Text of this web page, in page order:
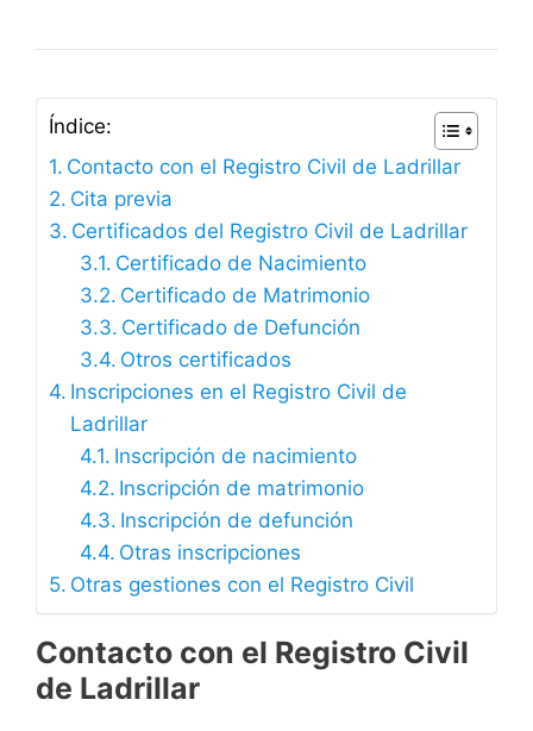
Índice:
Contacto con el Registro Civil de Ladrillar
Cita previa
Certificados del Registro Civil de Ladrillar
Certificado de Nacimiento
Certificado de Matrimonio
Certificado de Defunción
Otros certificados
Inscripciones en el Registro Civil de
Ladrillar
Inscripción de nacimiento
Inscripción de matrimonio
Inscripción de defunción
Otras inscripciones
Otras gestiones con el Registro Civil
Contacto con el Registro Civil
de Ladrillar